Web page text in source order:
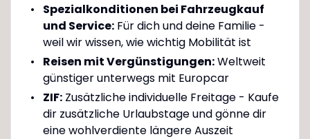
Spezialkonditionen bei Fahrzeugkauf
und Service:Für dich und deine Familie -
weil wir wissen, wie wichtig Mobilität ist
Reisen mit Vergünstigungen:Weltweit
günstiger unterwegs mit Europcar
ZIF:Zusätzliche individuelle Freitage - Kaufe
dir zusätzliche Urlaubstage und gönne dir
eine wohlverdiente längere Auszeit